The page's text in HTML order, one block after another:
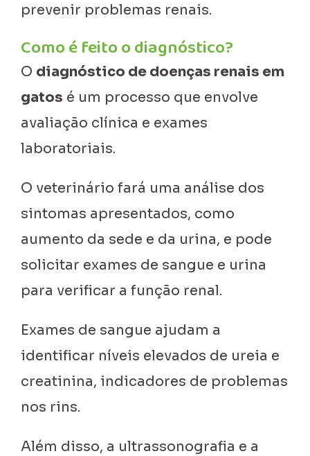
prevenir problemas renais.
Como é feito o diagnóstico?
O diagnóstico de doenças renais em
gatos é um processo que envolve
avaliação clínica e exames
laboratoriais.
O veterinário fará uma análise dos
sintomas apresentados, como
aumento da sede e da urina, e pode
solicitar exames de sangue e urina
para verificar a função renal.
Exames de sangue ajudam a
identificar níveis elevados de ureia e
creatinina, indicadores de problemas
nos rins.
Além disso, a ultrassonografia e a